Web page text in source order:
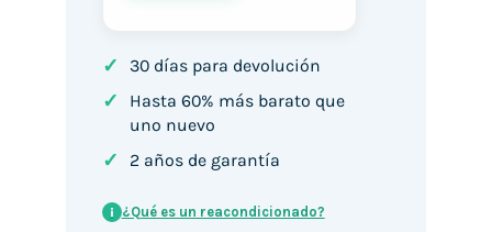
✓ 30 días para devolución
✓
Hasta 60% más barato que
uno nuevo
✓ 2 años de garantía
i ¿Qué es un reacondicionado?